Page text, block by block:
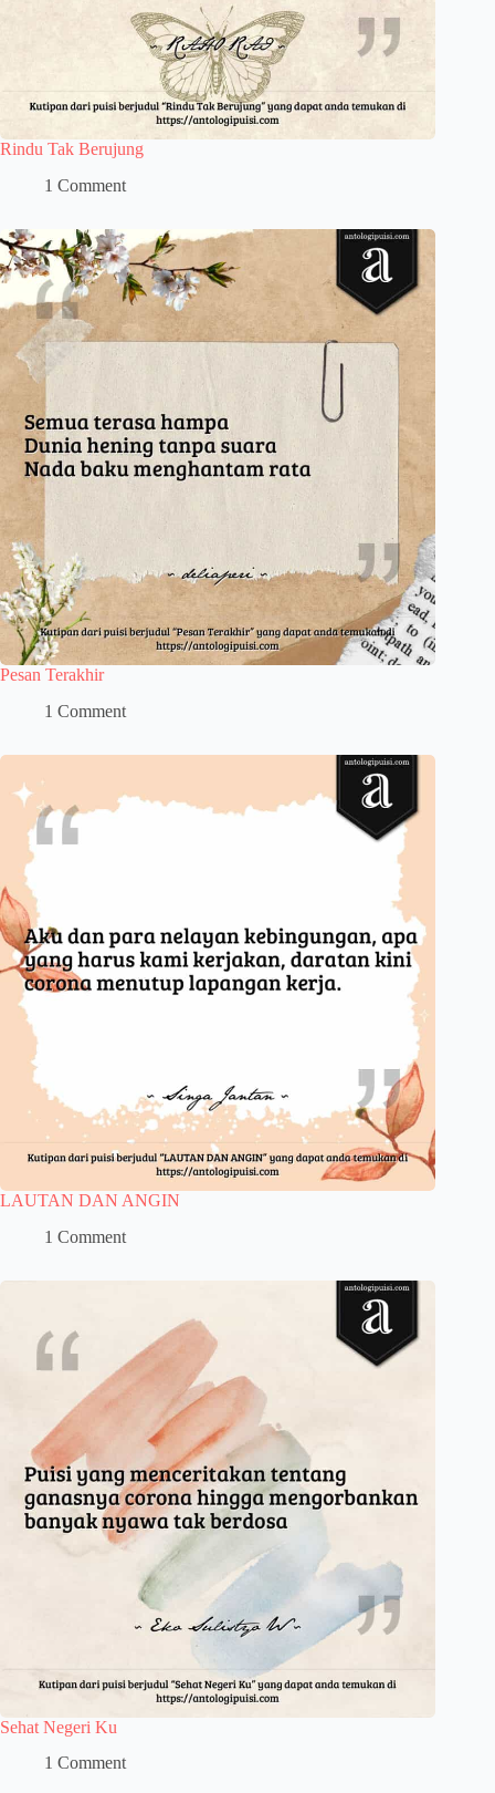
Rindu Tak Berujung
1 Comment
Pesan Terakhir
1 Comment
LAUTAN DAN ANGIN
1 Comment
Sehat Negeri Ku
1 Comment